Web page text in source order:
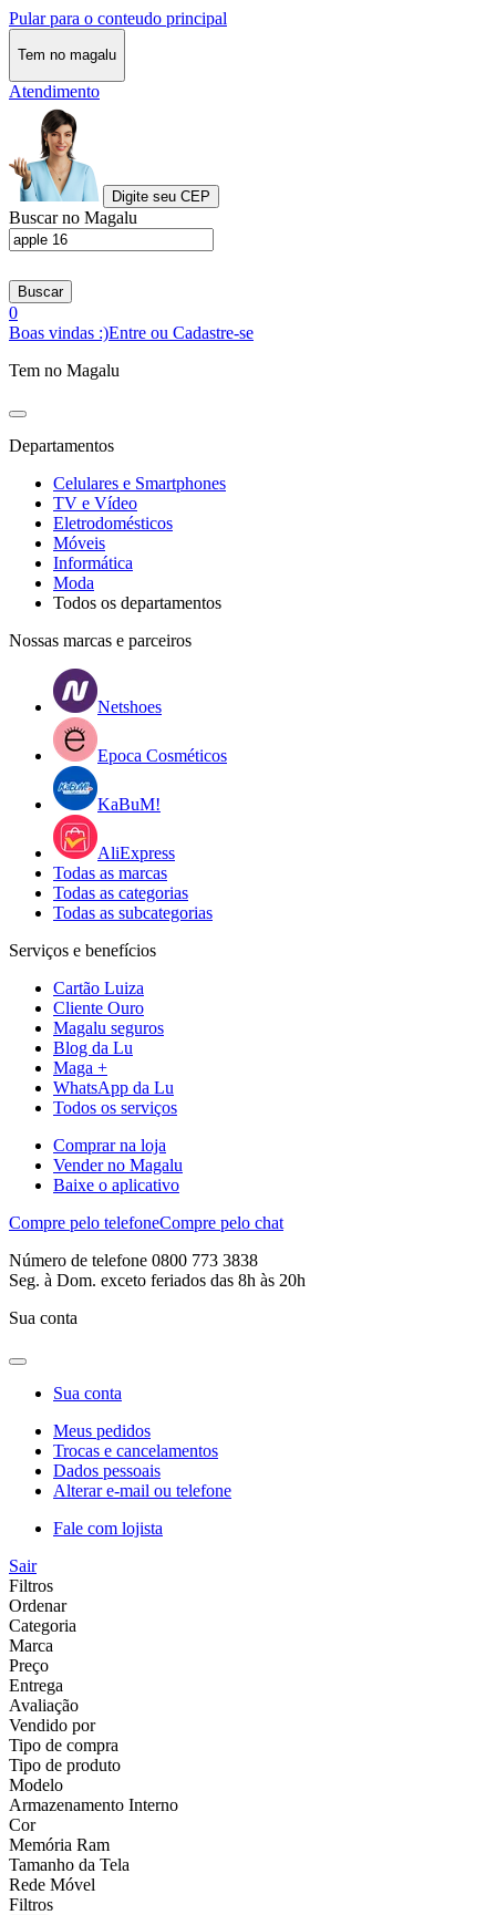
Pular para o conteudo principal
Tem no magalu
Atendimento
Digite seu CEP
Buscar no Magalu
Buscar
0
Boas vindas :)Entre ou Cadastre-se
Tem no Magalu
Departamentos
Celulares e Smartphones
TV e Vídeo
Eletrodomésticos
Móveis
Informática
Moda
Todos os departamentos
Nossas marcas e parceiros
Netshoes
Epoca Cosméticos
KaBuM!
AliExpress
Todas as marcas
Todas as categorias
Todas as subcategorias
Serviços e benefícios
Cartão Luiza
Cliente Ouro
Magalu seguros
Blog da Lu
Maga +
WhatsApp da Lu
Todos os serviços
Comprar na loja
Vender no Magalu
Baixe o aplicativo
Compre pelo telefoneCompre pelo chat
Número de telefone 0800 773 3838
Seg. à Dom. exceto feriados das 8h às 20h
Sua conta
Sua conta
Meus pedidos
Trocas e cancelamentos
Dados pessoais
Alterar e-mail ou telefone
Fale com lojista
Sair
Filtros
Ordenar
Categoria
Marca
Preço
Entrega
Avaliação
Vendido por
Tipo de compra
Tipo de produto
Modelo
Armazenamento Interno
Cor
Memória Ram
Tamanho da Tela
Rede Móvel
Filtros